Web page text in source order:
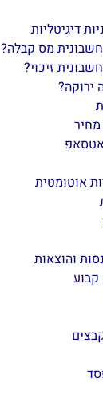
דיגיטליות
מס קבלה?
זיכוי?
ירוקה?
אוטומטית
והוצאות